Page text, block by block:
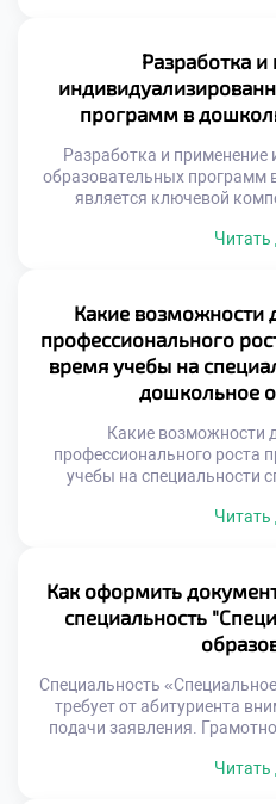
Важно подать документы
осознанием этой
Разработка
программ в
Разработка и
образовательных программ
является ключевой
детской психологии и
Студенты учатся
каждого ребенка.
главным инструментом
сегодня. Без такого
Читать
Какие возможности
профессионального
время учебы на
дошкольное
Какие возможности
профессионального роста
учебы на специальности
обучения.
Учебное заведение
трансформации личности
рост начинается с первых
Читать
Как оформить
специальность
Специальность
требует от абитуриента
подачи заявления.
Точность и аккуратность
Читать